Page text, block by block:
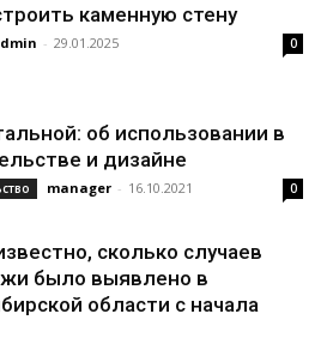
каменную стену
- 29.01.2025 0
об использовании в
и дизайне
manager - 16.10.2021 0
сколько случаев
было выявлено в
области с начала